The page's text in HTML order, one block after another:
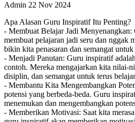
Admin 22 Nov 2024
Apa Alasan Guru Inspiratif Itu Penting?
- Membuat Belajar Jadi Menyenangkan:
membuat pelajaran jadi seru dan nggak
bikin kita penasaran dan semangat untuk
- Menjadi Panutan: Guru inspiratif
contoh. Mereka mengajarkan kita nilai-
disiplin, dan semangat untuk terus
- Membantu Kita Mengembangkan
potensi yang berbeda-beda. Guru
menemukan dan mengembangkan
- Memberikan Motivasi: Saat kita